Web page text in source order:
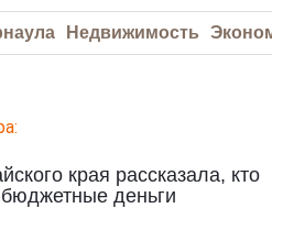
Недвижимость
края рассказала, кто
деньги